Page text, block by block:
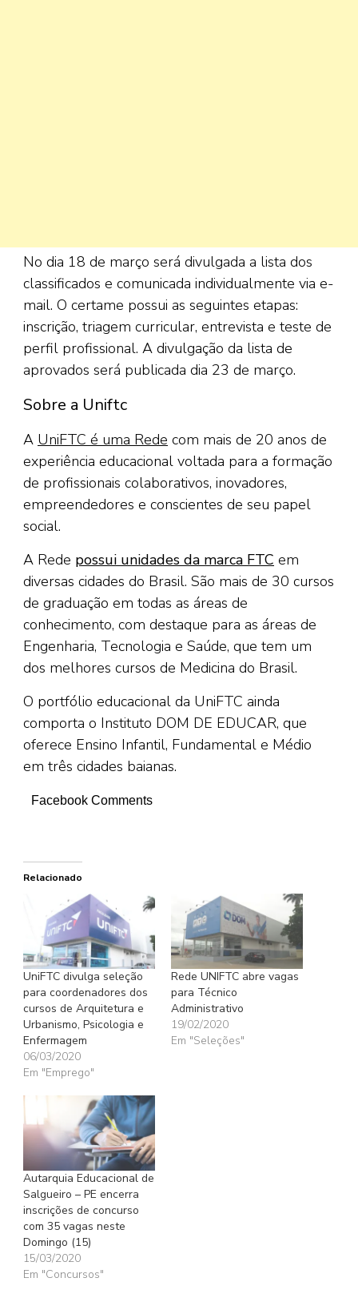
No dia 18 de março será divulgada a lista dos
classificados e comunicada individualmente via e-
mail. O certame possui as seguintes etapas:
inscrição, triagem curricular, entrevista e teste de
perfil profissional. A divulgação da lista de
aprovados será publicada dia 23 de março.
Sobre a Uniftc
A UniFTC é uma Rede com mais de 20 anos de
experiência educacional voltada para a formação
de profissionais colaborativos, inovadores,
empreendedores e conscientes de seu papel
social.
A Rede possui unidades da marca FTC em
diversas cidades do Brasil. São mais de 30 cursos
de graduação em todas as áreas de
conhecimento, com destaque para as áreas de
Engenharia, Tecnologia e Saúde, que tem um
dos melhores cursos de Medicina do Brasil.
O portfólio educacional da UniFTC ainda
comporta o Instituto DOM DE EDUCAR, que
oferece Ensino Infantil, Fundamental e Médio
em três cidades baianas.
Facebook Comments
Relacionado
UniFTC divulga seleção
para coordenadores dos
cursos de Arquitetura e
Urbanismo, Psicologia e
Enfermagem
06/03/2020
Em "Emprego"
Rede UNIFTC abre vagas
para Técnico
Administrativo
19/02/2020
Em "Seleções"
Autarquia Educacional de
Salgueiro – PE encerra
inscrições de concurso
com 35 vagas neste
Domingo (15)
15/03/2020
Em "Concursos"